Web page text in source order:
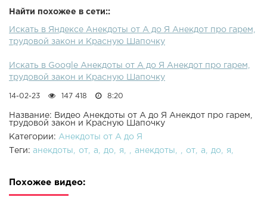
Найти похожее в сети::
Искать в Яндексе Анекдоты от А до Я Анекдот про гарем,
трудовой закон и Красную Шапочку
Искать в Google Анекдоты от А до Я Анекдот про гарем,
трудовой закон и Красную Шапочку
14-02-23 147 418 8:20
Название: Видео Анекдоты от А до Я Анекдот про гарем,
трудовой закон и Красную Шапочку
Категории: Анекдоты от А до Я
Теги: анекдоты от а до я анекдоты от а до я
Похожее видео: